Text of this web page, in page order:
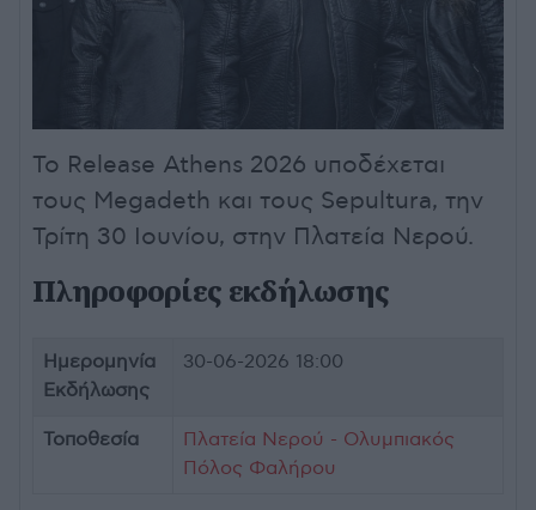
Το Release Athens 2026 υποδέχεται
τους Megadeth και τους Sepultura, την
Τρίτη 30 Ιουνίου, στην Πλατεία Νερού.
Πληροφορίες εκδήλωσης
Ημερομηνία
Εκδήλωσης
30-06-2026 18:00
Τοποθεσία
Πλατεία Νερού - Ολυμπιακός
Πόλος Φαλήρου